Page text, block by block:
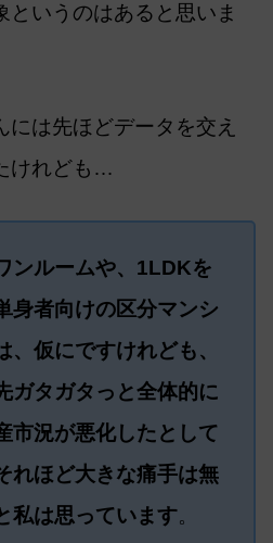
というのはあると思いま
には先ほどデータを交え
けれども…
ンルームや、1LDKを
身者向けの区分マンシ
、仮にですけれども、
ガタガタっと全体的に
市況が悪化したとして
れほど大きな痛手は無
私は思っています。